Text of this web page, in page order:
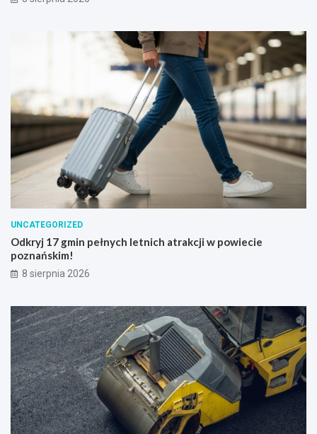
UNCATEGORIZED
Odkryj 17 gmin pełnych letnich atrakcji w powiecie
poznańskim!
8 sierpnia 2026